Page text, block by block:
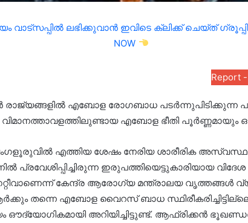
വാട്സപ്പിൽ ലഭിക്കുവാൻ ഇവിടെ ക്ലിക്ക് ചെയ്ത്
NOW
Report
എബോള രോഗബാധ പടർന്നുപിടിക്കുന്ന
എബോള ഭീതി പൂർണ്ണമായും
എത്തിയ ശേഷം നേരിയ ശാരീരിക
ഇരുപത്തിയെട്ടുകാരിയായ
കേന്ദ്ര ആരോഗ്യ മന്ത്രാലയ വൃത്തങ്ങൾ
തന്നെ എബോള വൈറസ് ബാധ
ഔദ്യോഗികമായി അറിയിച്ചിട്ടുണ്ട്. ആഫ്രിക്കൻ